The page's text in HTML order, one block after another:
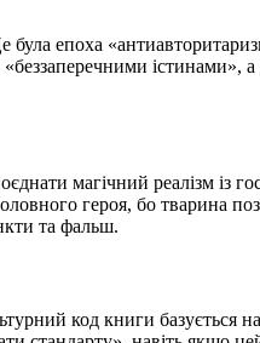
була епоха
істинами»,
магічний реалізм із
героя, бо тварина
та фальш.
код книги базується на